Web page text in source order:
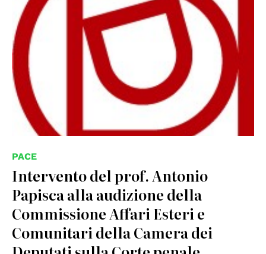
PACE
Intervento del prof. Antonio
Papisca alla audizione della
Commissione Affari Esteri e
Comunitari della Camera dei